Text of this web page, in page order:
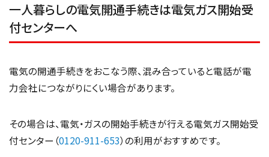
一人暮らしの電気開通手続きは電気ガス開始受
付センターへ
電気の開通手続きをおこなう際、混み合っていると電話が電
力会社につながりにくい場合があります。
その場合は、電気・ガスの開始手続きが行える電気ガス開始受
付センター（0120-911-653）の利用がおすすめです。